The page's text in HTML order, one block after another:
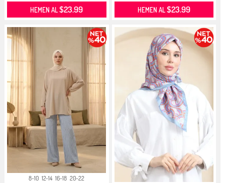
HEMEN AL$23.99 HEMEN AL$23.99
8-10 12-14 16-18 20-22